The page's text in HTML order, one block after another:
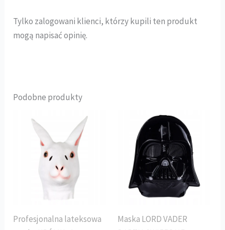
Tylko zalogowani klienci, którzy kupili ten produkt
mogą napisać opinię.
Podobne produkty
Profesjonalna lateksowa
Maska LORD VADER